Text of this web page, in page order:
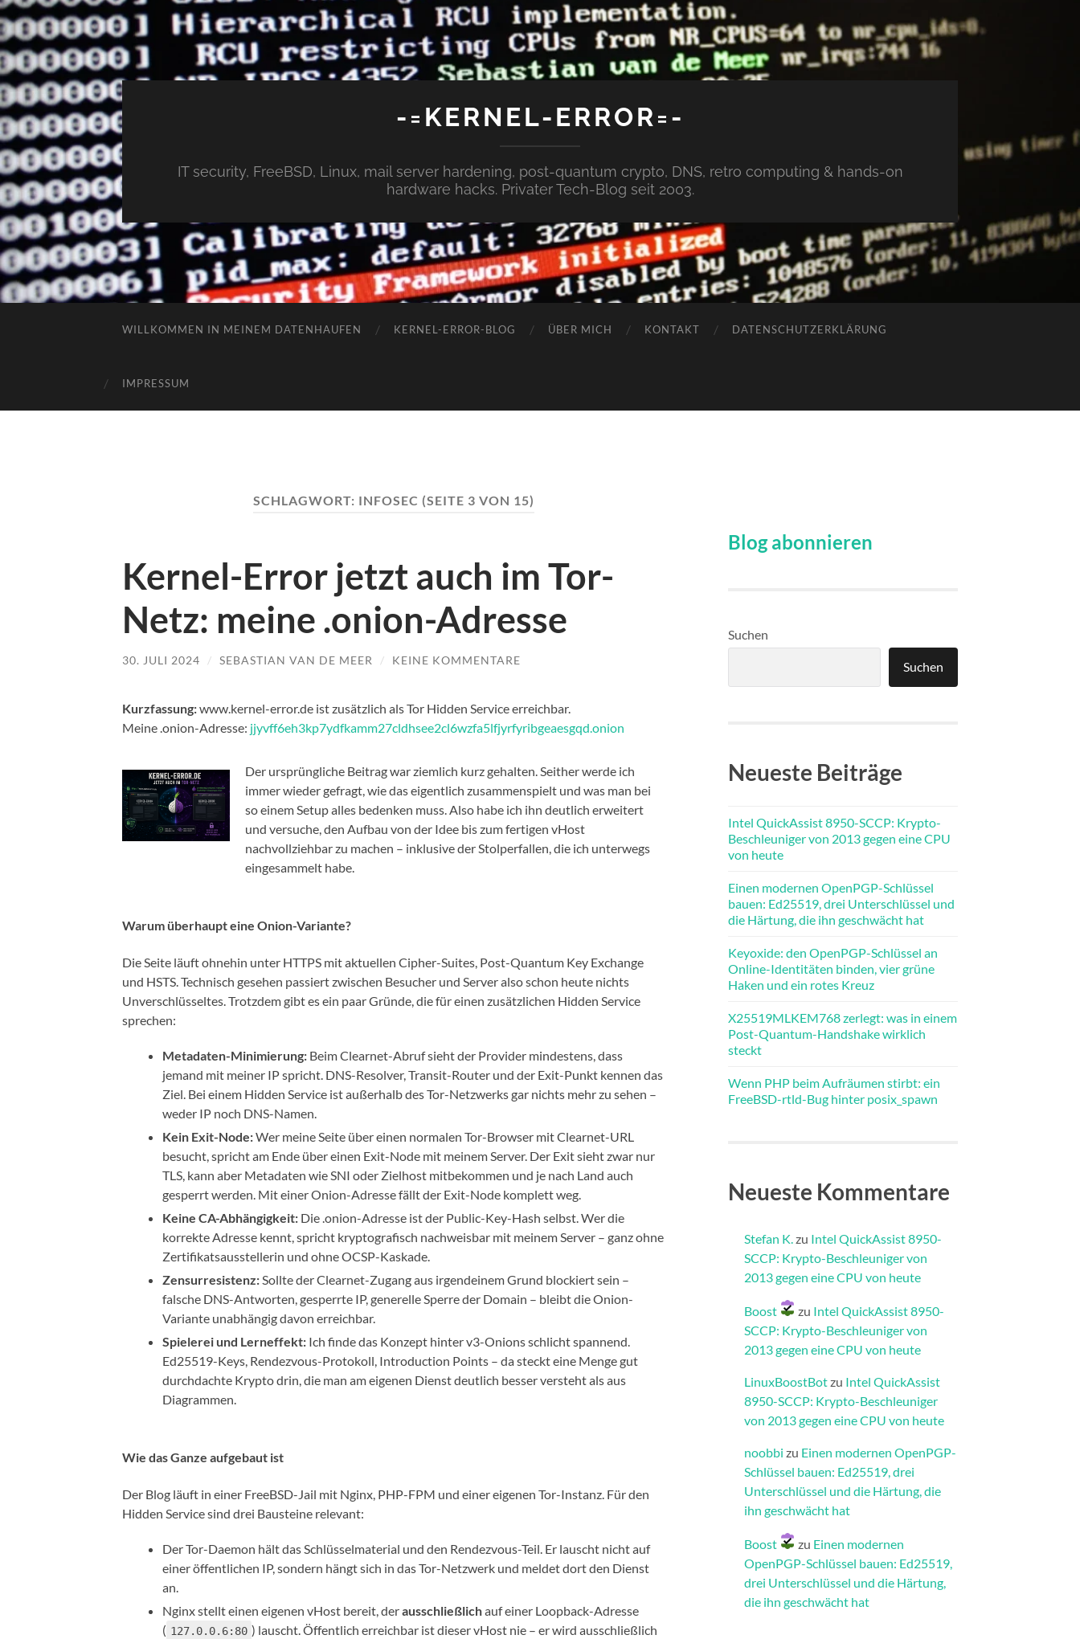
-=KERNEL-ERROR=-
IT security, FreeBSD, Linux, mail server hardening, post-quantum crypto, DNS, retro computing & hands-on
hardware hacks. Privater Tech-Blog seit 2003.
WILLKOMMEN IN MEINEM DATENHAUFEN KERNEL-ERROR-BLOG ÜBER MICH KONTAKT DATENSCHUTZERKLÄRUNG
IMPRESSUM
SCHLAGWORT: INFOSEC (SEITE 3 VON 15)
Kernel-Error jetzt auch im Tor-
Netz: meine .onion-Adresse
30. JULI 2024 / SEBASTIAN VAN DE MEER / KEINE KOMMENTARE
Kurzfassung:www.kernel-error.de ist zusätzlich als Tor Hidden Service erreichbar.
Meine .onion-Adresse: jjyvff6eh3kp7ydfkamm27cldhsee2cl6wzfa5lfjyrfyribgeaesgqd.onion
Der ursprüngliche Beitrag war ziemlich kurz gehalten. Seither werde ich
immer wieder gefragt, wie das eigentlich zusammenspielt und was man bei
so einem Setup alles bedenken muss. Also habe ich ihn deutlich erweitert
und versuche, den Aufbau von der Idee bis zum fertigen vHost
nachvollziehbar zu machen – inklusive der Stolperfallen, die ich unterwegs
eingesammelt habe.
Warum überhaupt eine Onion-Variante?
Die Seite läuft ohnehin unter HTTPS mit aktuellen Cipher-Suites, Post-Quantum Key Exchange
und HSTS. Technisch gesehen passiert zwischen Besucher und Server also schon heute nichts
Unverschlüsseltes. Trotzdem gibt es ein paar Gründe, die für einen zusätzlichen Hidden Service
sprechen:
Metadaten-Minimierung: Beim Clearnet-Abruf sieht der Provider mindestens, dass
jemand mit meiner IP spricht. DNS-Resolver, Transit-Router und der Exit-Punkt kennen das
Ziel. Bei einem Hidden Service ist außerhalb des Tor-Netzwerks gar nichts mehr zu sehen –
weder IP noch DNS-Namen.
Kein Exit-Node:Wer meine Seite über einen normalen Tor-Browser mit Clearnet-URL
besucht, spricht am Ende über einen Exit-Node mit meinem Server. Der Exit sieht zwar nur
TLS, kann aber Metadaten wie SNI oder Zielhost mitbekommen und je nach Land auch
gesperrt werden. Mit einer Onion-Adresse fällt der Exit-Node komplett weg.
Keine CA-Abhängigkeit: Die .onion-Adresse ist der Public-Key-Hash selbst. Wer die
korrekte Adresse kennt, spricht kryptografisch nachweisbar mit meinem Server – ganz ohne
Zertifikatsausstellerin und ohne OCSP-Kaskade.
Zensurresistenz:Sollte der Clearnet-Zugang aus irgendeinem Grund blockiert sein –
falsche DNS-Antworten, gesperrte IP, generelle Sperre der Domain – bleibt die Onion-
Variante unabhängig davon erreichbar.
Spielerei und Lerneffekt: Ich finde das Konzept hinter v3-Onions schlicht spannend.
Ed25519-Keys, Rendezvous-Protokoll, Introduction Points – da steckt eine Menge gut
durchdachte Krypto drin, die man am eigenen Dienst deutlich besser versteht als aus
Diagrammen.
Wie das Ganze aufgebaut ist
Der Blog läuft in einer FreeBSD-Jail mit Nginx, PHP-FPM und einer eigenen Tor-Instanz. Für den
Hidden Service sind drei Bausteine relevant:
Der Tor-Daemon hält das Schlüsselmaterial und den Rendezvous-Teil. Er lauscht nicht auf
einer öffentlichen IP, sondern hängt sich in das Tor-Netzwerk und meldet dort den Dienst
an.
Nginx stellt einen eigenen vHost bereit, derausschließlichauf einer Loopback-Adresse
( 127.0.0.6:80 ) lauscht. Öffentlich erreichbar ist dieser vHost nie – er wird ausschließlich
Blog abonnieren
Suchen
Suchen
Neueste Beiträge
Intel QuickAssist 8950-SCCP: Krypto-
Beschleuniger von 2013 gegen eine CPU
von heute
Einen modernen OpenPGP-Schlüssel
bauen: Ed25519, drei Unterschlüssel und
die Härtung, die ihn geschwächt hat
Keyoxide: den OpenPGP-Schlüssel an
Online-Identitäten binden, vier grüne
Haken und ein rotes Kreuz
X25519MLKEM768 zerlegt: was in einem
Post-Quantum-Handshake wirklich
steckt
Wenn PHP beim Aufräumen stirbt: ein
FreeBSD-rtld-Bug hinter posix_spawn
Neueste Kommentare
Stefan K.zu Intel QuickAssist 8950-
SCCP: Krypto-Beschleuniger von
2013 gegen eine CPU von heute
Boost zu Intel QuickAssist 8950-
SCCP: Krypto-Beschleuniger von
2013 gegen eine CPU von heute
LinuxBoostBotzu Intel QuickAssist
8950-SCCP: Krypto-Beschleuniger
von 2013 gegen eine CPU von heute
noobbi zu Einen modernen OpenPGP-
Schlüssel bauen: Ed25519, drei
Unterschlüssel und die Härtung, die
ihn geschwächt hat
Boost zu Einen modernen
OpenPGP-Schlüssel bauen: Ed25519,
drei Unterschlüssel und die Härtung,
die ihn geschwächt hat